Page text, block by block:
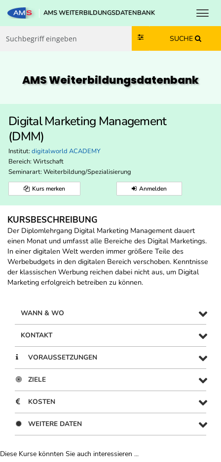
Zum Inhalt springen
Zum Navmenü springen
Zur Suche springen
Zur Footer springen
AMS WEITERBILDUNGSDATENBANK
SUCHE
AMS Weiterbildungs­datenbank
Digital Marketing Management
(DMM)
Institut: digitalworld ACADEMY
Bereich: Wirtschaft
Seminarart: Weiterbildung/Spezialisierung
Kurs merken Anmelden
KURSBESCHREIBUNG
Der Diplomlehrgang Digital Marketing Management dauert
einen Monat und umfasst alle Bereiche des Digital Marketings.
In einer digitalen Welt werden immer größere Teile des
Werbebudgets in den digitalen Bereich verschoben. Kenntnisse
der klassischen Werbung reichen dabei nicht aus, um Digital
Marketing erfolgreich betreiben zu können.
WANN & WO
KONTAKT
VORAUSSETZUNGEN
ZIELE
KOSTEN
WEITERE DATEN
Diese Kurse könnten Sie auch interessieren ...